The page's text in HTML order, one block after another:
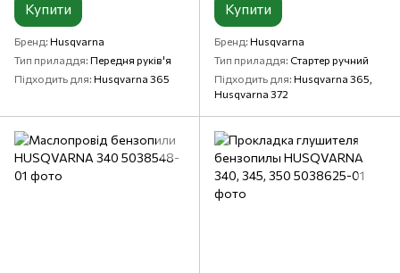
Купити
Бренд Husqvarna
Тип приладдя Передня руків'я
Підходить для Husqvarna 365
Купити
Бренд Husqvarna
Тип приладдя Стартер ручний
Підходить для Husqvarna 365,
Husqvarna 372